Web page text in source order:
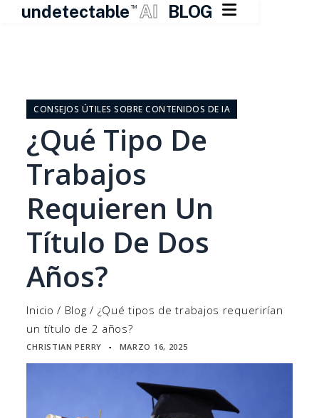
undetectable TM AI BLOG 
contenidoCONSEJOS ÚTILES SOBRE CONTENIDOS DE IA
¿Qué Tipo De
Trabajos
Requieren Un
Título De Dos
Años?
Inicio / Blog / ¿Qué tipos de trabajos requerirían
un título de 2 años?
CHRISTIAN PERRY ▪ MARZO 16, 2025